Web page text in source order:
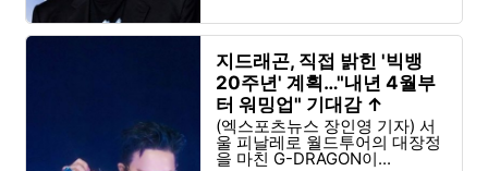
지드래곤, 직접 밝힌 '빅뱅
20주년' 계획…"내년 4월부
터 워밍업" 기대감 ↑
(엑스포츠뉴스 장인영 기자) 서
울 피날레로 월드투어의 대장정
을 마친 G-DRAGON이...